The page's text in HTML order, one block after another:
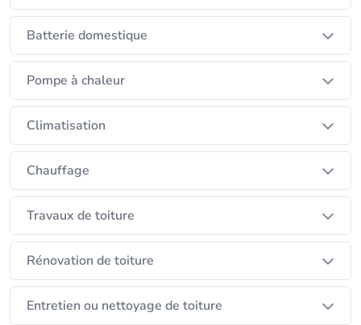
Batterie domestique
Pompe à chaleur
Climatisation
Chauffage
Travaux de toiture
Rénovation de toiture
Entretien ou nettoyage de toiture